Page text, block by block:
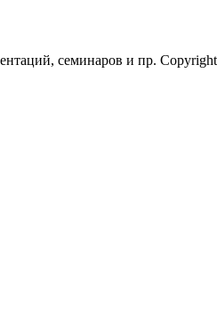
семинаров и пр.